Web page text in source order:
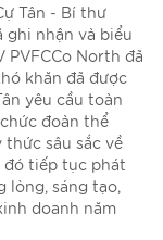
Tân - Bí thư
ghi nhận và biểu
North đã
khăn đã được
yêu cầu toàn
đoàn thể
sâu sắc về
tiếp tục phát
lòng, sáng tạo,
doanh năm